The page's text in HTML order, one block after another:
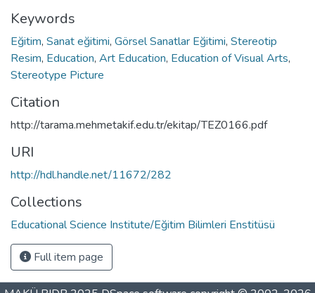
Keywords
Eğitim, Sanat eğitimi, Görsel Sanatlar Eğitimi, Stereotip
Resim, Education, Art Education, Education of Visual Arts,
Stereotype Picture
Citation
http://tarama.mehmetakif.edu.tr/ekitap/TEZ0166.pdf
URI
http://hdl.handle.net/11672/282
Collections
Educational Science Institute/Eğitim Bilimleri Enstitüsü
Full item page